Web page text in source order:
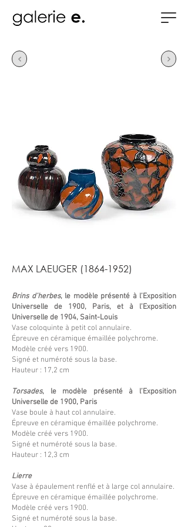
MAX LAEUGER (1864-1952)
Brins d’herbes, le modèle présenté à l’Exposition
Universelle de 1900, Paris, et à l’Exposition
Universelle de 1904, Saint-Louis
Vase coloquinte à petit col annulaire.
Épreuve en céramique émaillée polychrome.
Modèle créé vers 1900.
Signé et numéroté sous la base.
Hauteur : 17,2 cm
Torsades, le modèle présenté à l’Exposition
Universelle de 1900, Paris
Vase boule à haut col annulaire.
Épreuve en céramique émaillée polychrome.
Modèle créé vers 1900.
Signé et numéroté sous la base.
Hauteur : 12,3 cm
Lierre
Vase à épaulement renflé et à large col annulaire.
Épreuve en céramique émaillée polychrome.
Modèle créé vers 1900.
Signé et numéroté sous la base.